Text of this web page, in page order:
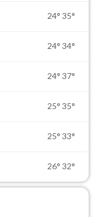
24° 35°
24° 34°
24° 37°
25° 35°
25° 33°
26° 32°